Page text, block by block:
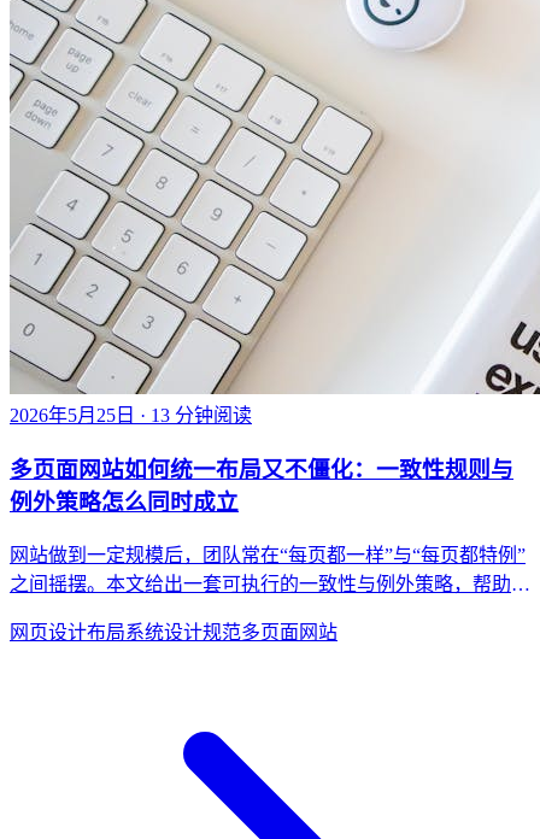
2026年5月25日 · 13 分钟阅读
多页面网站如何统一布局又不僵化：一致性规则与
例外策略怎么同时成立
网站做到一定规模后，团队常在“每页都一样”与“每页都特例”
之间摇摆。本文给出一套可执行的一致性与例外策略，帮助多
网页设计布局系统设计规范多页面网站